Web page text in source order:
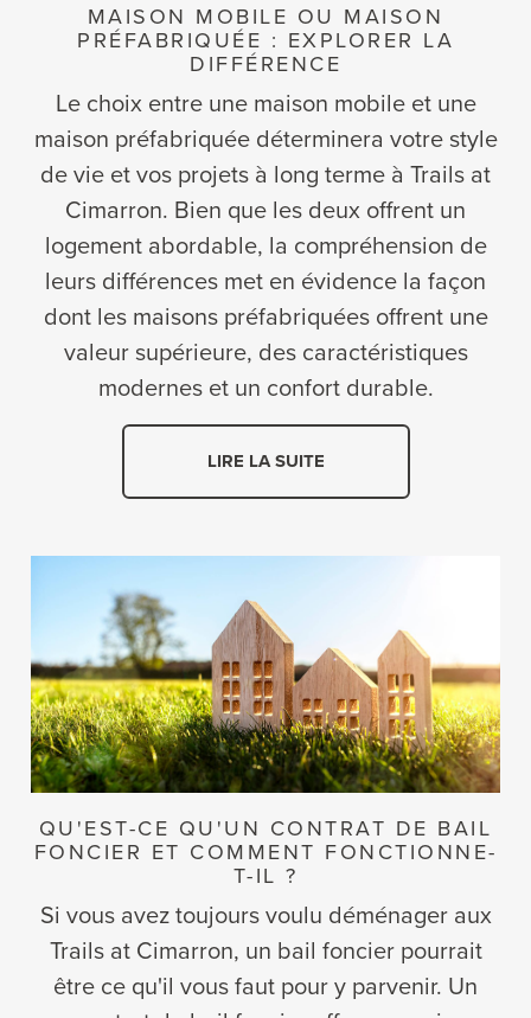
MAISON MOBILE OU MAISON
PRÉFABRIQUÉE : EXPLORER LA
DIFFÉRENCE
Le choix entre une maison mobile et une
maison préfabriquée déterminera votre style
de vie et vos projets à long terme à Trails at
Cimarron. Bien que les deux offrent un
logement abordable, la compréhension de
leurs différences met en évidence la façon
dont les maisons préfabriquées offrent une
valeur supérieure, des caractéristiques
modernes et un confort durable.
LIRE LA SUITE
QU'EST-CE QU'UN CONTRAT DE BAIL
FONCIER ET COMMENT FONCTIONNE-
T-IL ?
Si vous avez toujours voulu déménager aux
Trails at Cimarron, un bail foncier pourrait
être ce qu'il vous faut pour y parvenir. Un